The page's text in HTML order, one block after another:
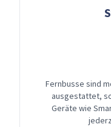
Fernbusse sind
ausgestattet,
Geräte wie